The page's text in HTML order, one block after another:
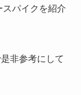
パイクを紹介
非参考にして